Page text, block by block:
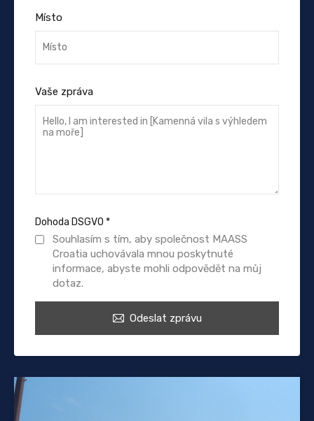
Místo
Vaše zpráva
Dohoda DSGVO *
Souhlasím s tím, aby společnost MAASS
Croatia uchovávala mnou poskytnuté
informace, abyste mohli odpovědět na můj
dotaz.
Odeslat zprávu